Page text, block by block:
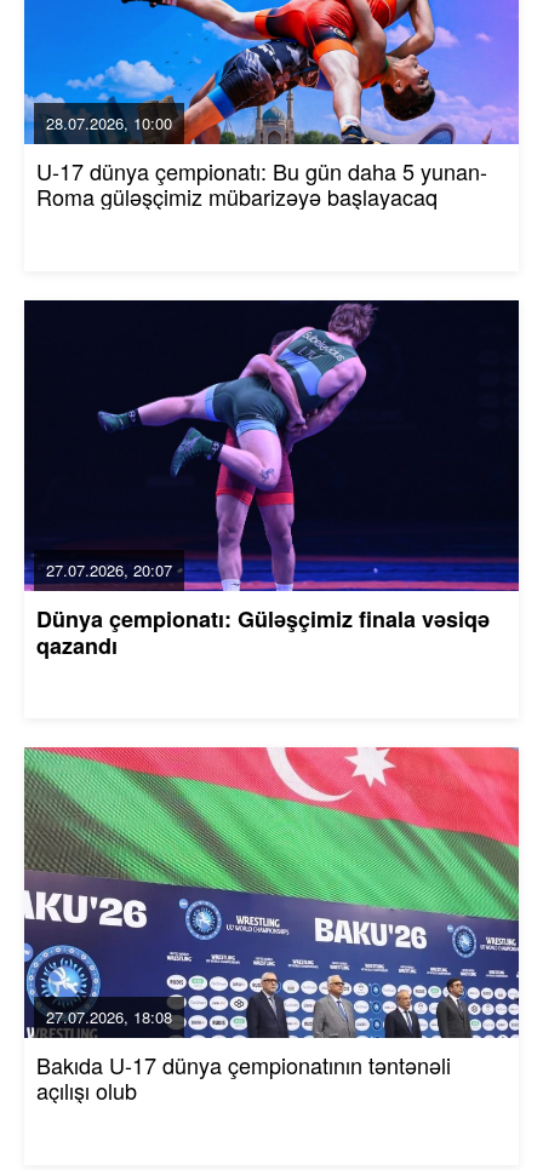
28.07.2026, 10:00
U-17 dünya çempionatı: Bu gün daha 5 yunan-
Roma güləşçimiz mübarizəyə başlayacaq
27.07.2026, 20:07
Dünya çempionatı: Güləşçimiz finala vəsiqə
qazandı
27.07.2026, 18:08
Bakıda U-17 dünya çempionatının təntənəli
açılışı olub